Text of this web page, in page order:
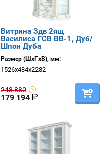
Витрина 3дв 2ящ
Василиса ГСВ ВВ-1, Дуб/
Шпон Дуба
Размер (ШхГхВ), мм:
1526х484х2282
248 880
179 194